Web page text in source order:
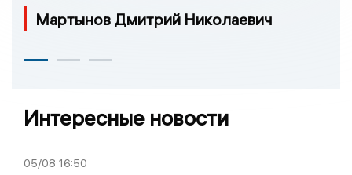
Мартынов Дмитрий Николаевич
Интересные новости
05/08 16:50